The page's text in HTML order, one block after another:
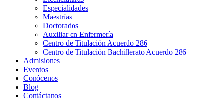
Especialidades
Maestrías
Doctorados
Auxiliar en Enfermería
Centro de Titulación Acuerdo 286
Centro de Titulación Bachillerato Acuerdo 286
Admisiones
Eventos
Conócenos
Blog
Contáctanos